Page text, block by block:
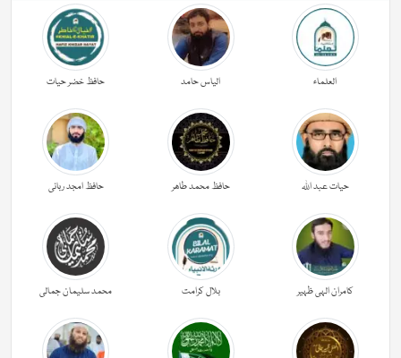
العلماء الیاس حامد حافظ خضر حیات
حیات عبد اللہ حافظ محمد طاھر حافظ امجد ربانی
کامران الہی ظہیر بلال کرامت محمد سلیمان جمالی